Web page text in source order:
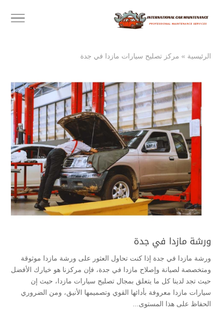
الرئيسية » مركز تصليح سيارات مازدا في جدة
ورشة مازدا في جدة
ورشة مازدا في جدة إذا كنت تحاول العثور على ورشة مازدا موثوقة
ومتخصصة لصيانة وإصلاح مازدا في جدة، فإن مركزنا هو خيارك الأفضل
حيث تجد لدينا كل ما يتعلق بمجال تصليح سيارات مازدا، حيث إن
سيارات مازدا معروفة بأدائها القوي وتصميمها الأنيق، ومن الضروري
الحفاظ على هذا المستوى...